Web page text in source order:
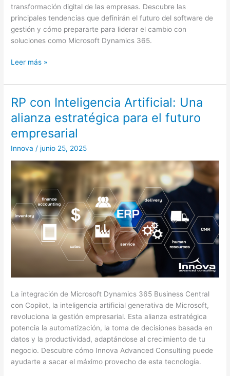
transformación digital de las empresas. Descubre las
principales tendencias que definirán el futuro del software de
gestión y cómo prepararte para liderar el cambio con
soluciones como Microsoft Dynamics 365.
Leer más »
RP con Inteligencia Artificial: Una
alianza estratégica para el futuro
empresarial
Innova /junio 25, 2025
La integración de Microsoft Dynamics 365 Business Central
con Copilot, la inteligencia artificial generativa de Microsoft,
revoluciona la gestión empresarial. Esta alianza estratégica
potencia la automatización, la toma de decisiones basada en
datos y la productividad, adaptándose al crecimiento de tu
negocio. Descubre cómo Innova Advanced Consulting puede
ayudarte a sacar el máximo provecho de esta tecnología.
RP
con
Inteligencia
Artificial:
Una
estratégica
para
el
futuro
empresarial